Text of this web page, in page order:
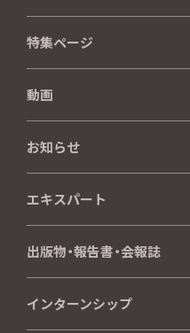
特集ページ
動画
お知らせ
エキスパート
出版物・報告書・会報誌
インターンシップ